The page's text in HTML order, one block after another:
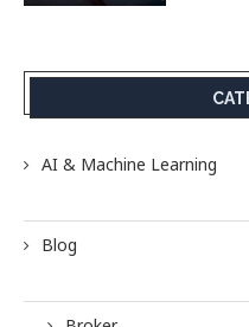
AI & Machine Learning
Blog